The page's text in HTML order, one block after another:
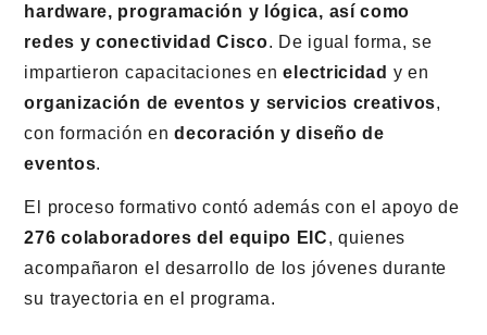
hardware, programación y lógica, así como
redes y conectividad Cisco. De igual forma, se
impartieron capacitaciones enelectricidad y en
organización de eventos y servicios creativos,
con formación endecoración y diseño de
eventos.
El proceso formativo contó además con el apoyo de
276 colaboradores del equipo EIC, quienes
acompañaron el desarrollo de los jóvenes durante
su trayectoria en el programa.